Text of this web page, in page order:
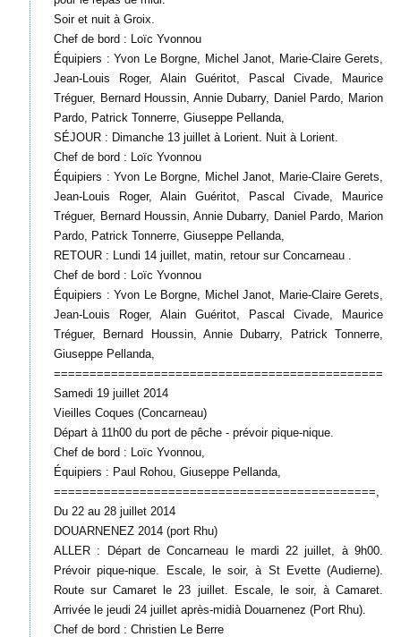
Soir et nuit à Groix.
Chef de bord : Loïc Yvonnou
Équipiers : Yvon Le Borgne, Michel Janot, Marie-Claire Gerets,
Jean-Louis Roger, Alain Guéritot, Pascal Civade, Maurice
Tréguer, Bernard Houssin, Annie Dubarry, Daniel Pardo, Marion
Pardo, Patrick Tonnerre, Giuseppe Pellanda,
SÉJOUR : Dimanche 13 juillet à Lorient. Nuit à Lorient.
Chef de bord : Loïc Yvonnou
Équipiers : Yvon Le Borgne, Michel Janot, Marie-Claire Gerets,
Jean-Louis Roger, Alain Guéritot, Pascal Civade, Maurice
Tréguer, Bernard Houssin, Annie Dubarry, Daniel Pardo, Marion
Pardo, Patrick Tonnerre, Giuseppe Pellanda,
RETOUR : Lundi 14 juillet, matin, retour sur Concarneau .
Chef de bord : Loïc Yvonnou
Équipiers : Yvon Le Borgne, Michel Janot, Marie-Claire Gerets,
Jean-Louis Roger, Alain Guéritot, Pascal Civade, Maurice
Tréguer, Bernard Houssin, Annie Dubarry, Patrick Tonnerre,
Giuseppe Pellanda,
==============================================
Samedi 19 juillet 2014
Vieilles Coques (Concarneau)
Départ à 11h00 du port de pêche - prévoir pique-nique.
Chef de bord : Loïc Yvonnou,
Équipiers : Paul Rohou, Giuseppe Pellanda,
=============================================,
Du 22 au 28 juillet 2014
DOUARNENEZ 2014 (port Rhu)
ALLER : Départ de Concarneau le mardi 22 juillet, à 9h00.
Prévoir pique-nique. Escale, le soir, à St Evette (Audierne).
Route sur Camaret le 23 juillet. Escale, le soir, à Camaret.
Arrivée le jeudi 24 juillet après-midià Douarnenez (Port Rhu).
Chef de bord : Christien Le Berre